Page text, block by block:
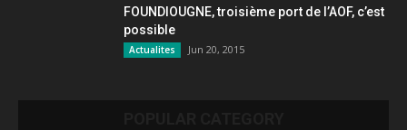
FOUNDIOUGNE, troisième port de l’AOF, c’est
possible
Actualites Jun 20, 2015